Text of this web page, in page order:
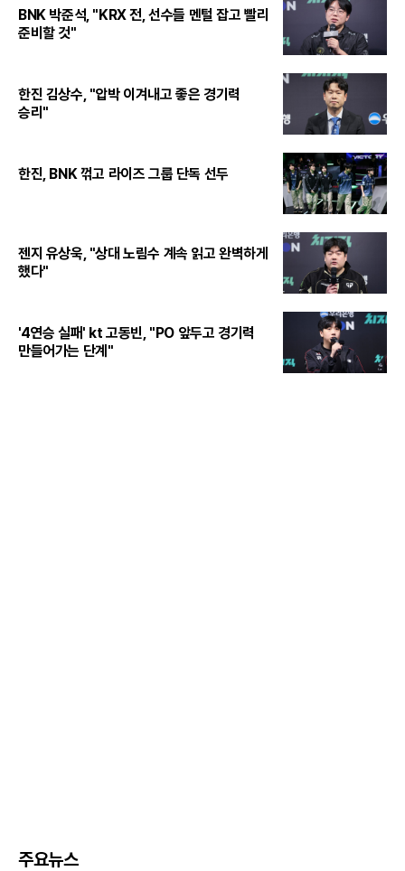
BNK 박준석, "KRX 전, 선수들 멘털 잡고 빨리
준비할 것"
한진 김상수, "압박 이겨내고 좋은 경기력
승리"
한진, BNK 꺾고 라이즈 그룹 단독 선두
젠지 유상욱, "상대 노림수 계속 읽고 완벽하게
했다"
'4연승 실패' kt 고동빈, "PO 앞두고 경기력
만들어가는 단계"
주요뉴스